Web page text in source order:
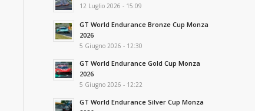
12 Luglio 2026 - 15:09
GT World Endurance Bronze Cup Monza
2026
5 Giugno 2026 - 12:30
GT World Endurance Gold Cup Monza
2026
5 Giugno 2026 - 12:22
GT World Endurance Silver Cup Monza